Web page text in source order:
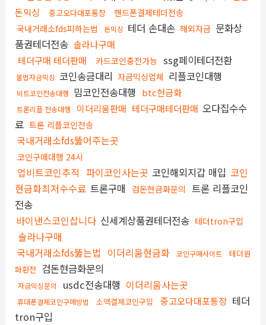
돈믹싱
중고오다대포통장
핸드폰결제테더전송
국내거래소fds피하는법
돈믹싱 테더 손대손 해외자금 문화상
품권테더전송 솔라나구매
테더구매 테더판매
카드코인충전가능 ssg페이테더전환
불법자금믹싱 코인송금대리 자금믹싱업체 리플코인대행
비트코인전송대행 밈코인전송대행 btc현금화
트론리플 전송대행 이더리움판매 테더구매테더판매 오다집수수
료 트론 리플코인전송
국내거래소fds뚫어주는곳
코인구매대행 24시
업비트코인추적 파이코인사는곳 코인해외지갑 매입 코인
현금화최저수수료 트론구매 검돈현금화문의 트론 리플코인
전송
바이낸스코인삽니다 신세계상품권테더전송 테더tron구입
솔라나구매
국내거래소fds뚫는법 이더리움현금화 코인구매사이트
테더원
화환전 검돈현금화문의
자금믹싱문의 usdc전송대행 이더리움사는곳
휴대폰결제코인구매방법 소액결제코인구입 중고오다대포통장 테더
tron구입